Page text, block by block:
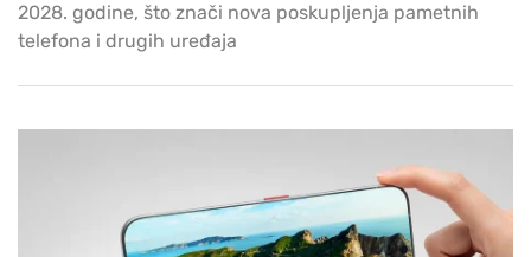
2028. godine, što znači nova poskupljenja pametnih
telefona i drugih uređaja